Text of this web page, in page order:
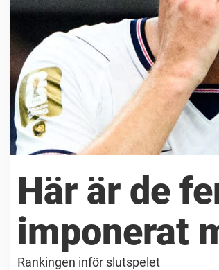
Här är de
imponerat
Rankingen inför slutspelet